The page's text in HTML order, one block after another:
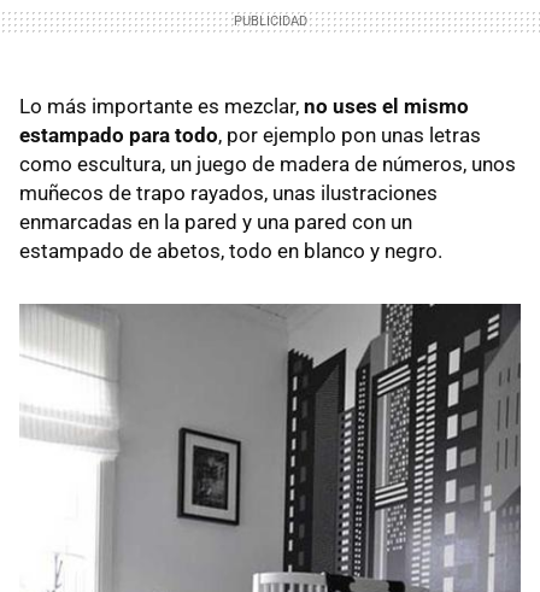
Lo más importante es mezclar, no uses el mismo
estampado para todo, por ejemplo pon unas letras
como escultura, un juego de madera de números, unos
muñecos de trapo rayados, unas ilustraciones
enmarcadas en la pared y una pared con un
estampado de abetos, todo en blanco y negro.